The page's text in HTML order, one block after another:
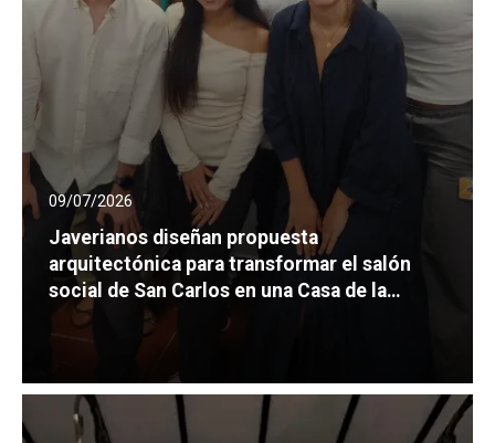
09/07/2026
Javerianos diseñan propuesta
arquitectónica para transformar el salón
social de San Carlos en una Casa de la
Cultura